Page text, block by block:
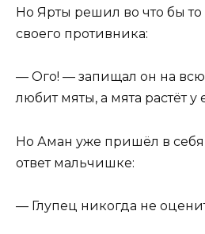
Но Ярты решил во что бы то
своего противника:
— Ого! — запищал он на
любит мяты, а мята растёт у
Но Аман уже пришёл в себя
ответ мальчишке:
— Глупец никогда не